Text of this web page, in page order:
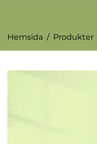
Hemsida / Produkter